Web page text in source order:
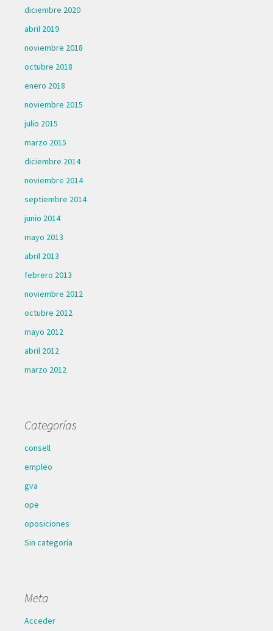
diciembre 2020
abril 2019
noviembre 2018
octubre 2018
enero 2018
noviembre 2015
julio 2015
marzo 2015
diciembre 2014
noviembre 2014
septiembre 2014
junio 2014
mayo 2013
abril 2013
febrero 2013
noviembre 2012
octubre 2012
mayo 2012
abril 2012
marzo 2012
Categorías
consell
empleo
gva
ope
oposiciones
Sin categoría
Meta
Acceder